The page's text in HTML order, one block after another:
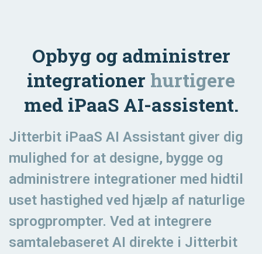
Opbyg og administrer
integrationer hurtigere
med iPaaS AI-assistent.
Jitterbit iPaaS AI Assistant giver dig
mulighed for at designe, bygge og
administrere integrationer med hidtil
uset hastighed ved hjælp af naturlige
sprogprompter. Ved at integrere
samtalebaseret AI direkte i Jitterbit